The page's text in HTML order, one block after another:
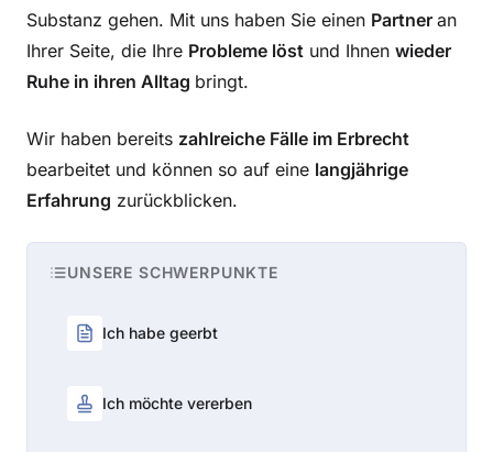
Substanz gehen. Mit uns haben Sie einen Partner an
Ihrer Seite, die Ihre Probleme löst und Ihnen wieder
Ruhe in ihren Alltag bringt.
Wir haben bereits zahlreiche Fälle im Erbrecht
bearbeitet und können so auf eine langjährige
Erfahrung zurückblicken.
UNSERE SCHWERPUNKTE
Ich habe geerbt
Ich möchte vererben